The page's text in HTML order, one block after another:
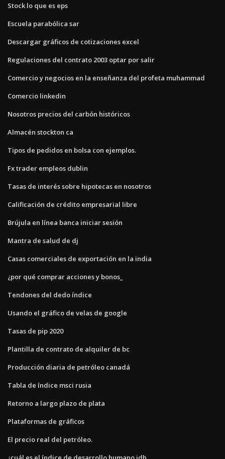
Stock lo que es eps
Escuela parabólica sar
Descargar gráficos de cotizaciones excel
Regulaciones del contrato 2003 optar por salir
Comercio y negocios en la enseñanza del profeta muhammad
Comercio linkedin
Nosotros precios del carbón históricos
Almacén stockton ca
Tipos de pedidos en bolsa con ejemplos.
Fx trader empleos dublin
Tasas de interés sobre hipotecas en nosotros
Calificación de crédito empresarial libre
Brújula en línea banca iniciar sesión
Mantra de salud de dj
Casas comerciales de exportación en la india
¿por qué comprar acciones y bonos_
Tendones del dedo índice
Usando el gráfico de velas de google
Tasas de pip 2020
Plantilla de contrato de alquiler de bc
Producción diaria de petróleo canadá
Tabla de índice msci rusia
Retorno a largo plazo de plata
Plataformas de gráficos
El precio real del petróleo.